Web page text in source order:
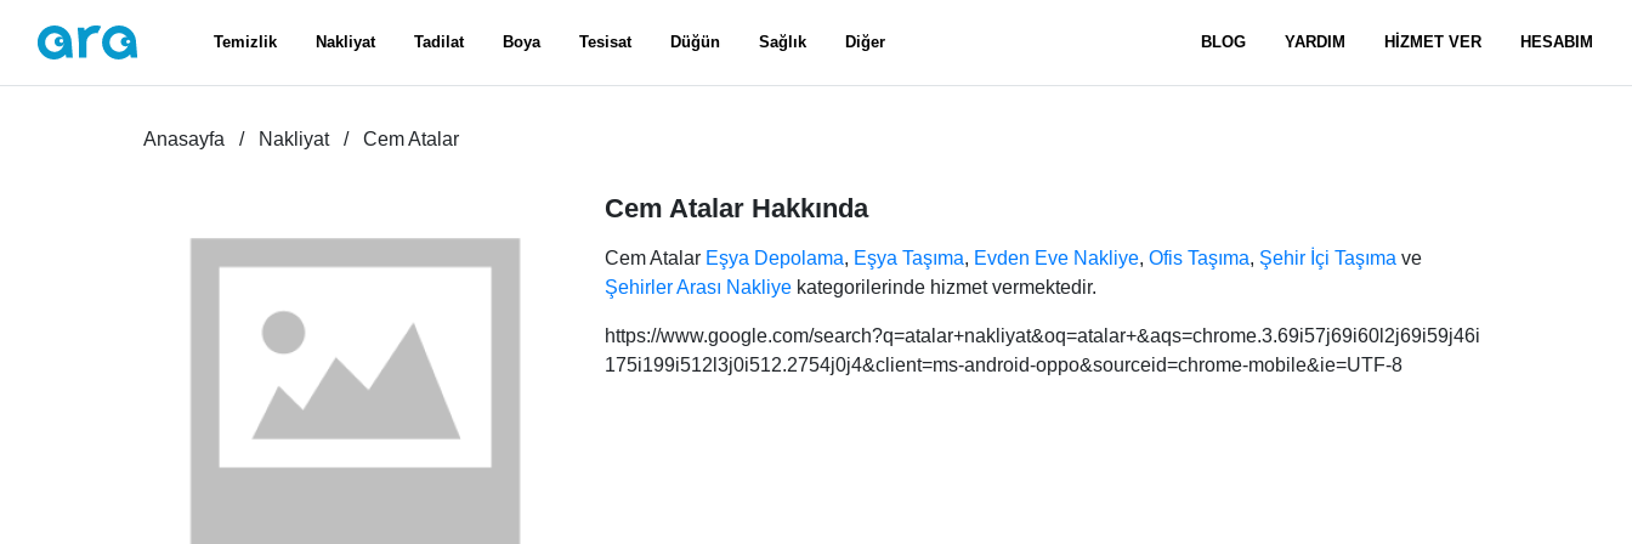
Temizlik Nakliyat Tadilat Boya Tesisat Düğün Sağlık Diğer BLOG YARDIM HİZMET VER HESABIM
Anasayfa Nakliyat Cem Atalar
Cem Atalar Hakkında
Cem Atalar Eşya Depolama, Eşya Taşıma, Evden Eve Nakliye, Ofis Taşıma, Şehir İçi Taşıma ve
Şehirler Arası Nakliye kategorilerinde hizmet vermektedir.
https://www.google.com/search?q=atalar+nakliyat&oq=atalar+&aqs=chrome.3.69i57j69i60l2j69i59j46i
175i199i512l3j0i512.2754j0j4&client=ms-android-oppo&sourceid=chrome-mobile&ie=UTF-8